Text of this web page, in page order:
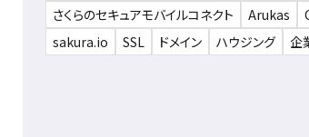
さくらのセキュアモバイルコネクト
Arukas
sakura.io
SSL ドメイン ハウジング 企